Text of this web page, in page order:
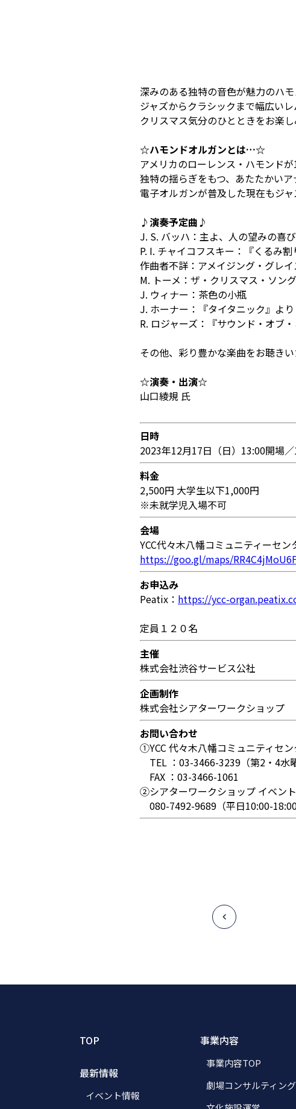
深みのある独特の音色が魅力のハモ
ジャズからクラシックまで幅広い
クリスマス気分のひとときをお楽し
☆ハモンドオルガンとは…☆
アメリカのローレンス・ハモンド
独特の揺らぎをもつ、あたたかいア
電子オルガンが普及した現在もジ
♪演奏予定曲♪
J. S. バッハ：主よ、人の望みの喜
P. I. チャイコフスキー：『くるみ割
作曲者不詳：アメイジング・グレイ
M. トーメ：ザ・クリスマス・ソング
J. ウィナー：茶色の小瓶
J. ホーナー：『タイタニック』よ
R. ロジャーズ：『サウンド・オブ
その他、彩り豊かな楽曲をお聴きい
☆演奏・出演☆
山口綾規 氏
日時
2023年12月17日（日）13:00開場
料金
2,500円 大学生以下1,000円
※未就学児入場不可
会場
YCC代々木八幡コミュニティーセ
https://goo.gl/maps/
お申込み
Peatix： https://ycc-
定員１２０名
主催
株式会社渋谷サービス公社
企画制作
株式会社シアターワークショップ
お問い合わせ
①YCC 代々木八幡コミュニティセン
TEL ：03-3466-3239（第2・4水
FAX ：03-3466-1061
②シアターワークショップ イベン
080-7492-9689（平日10:00-18:00
TOP
最新情報
イベント情報
事業内容
事業内容TOP
劇場コンサルティング